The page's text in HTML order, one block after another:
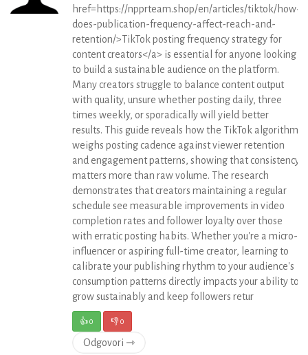
href=https://npprteam.shop/en/articles/tiktok/how-
does-publication-frequency-affect-reach-and-
retention/>TikTok posting frequency strategy for
content creators</a> is essential for anyone looking
to build a sustainable audience on the platform.
Many creators struggle to balance content output
with quality, unsure whether posting daily, three
times weekly, or sporadically will yield better
results. This guide reveals how the TikTok algorithm
weighs posting cadence against viewer retention
and engagement patterns, showing that consistency
matters more than raw volume. The research
demonstrates that creators maintaining a regular
schedule see measurable improvements in video
completion rates and follower loyalty over those
with erratic posting habits. Whether you're a micro-
influencer or aspiring full-time creator, learning to
calibrate your publishing rhythm to your audience's
consumption patterns directly impacts your ability to
grow sustainably and keep followers retur
👍0 👎0
Odgovori ⇾